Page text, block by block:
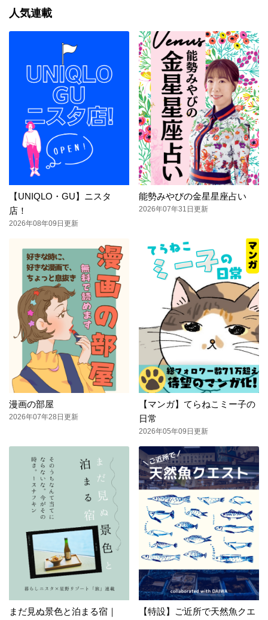
人気連載
【UNIQLO・GU】ニスタ
店！
2026年08年09日更新
能勢みやびの金星星座占い
2026年07年31日更新
漫画の部屋
2026年07年28日更新
【マンガ】てらねこミー子の
日常
2026年05年09日更新
まだ見ぬ景色と泊まる宿｜
【特設】ご近所で天然魚クエ